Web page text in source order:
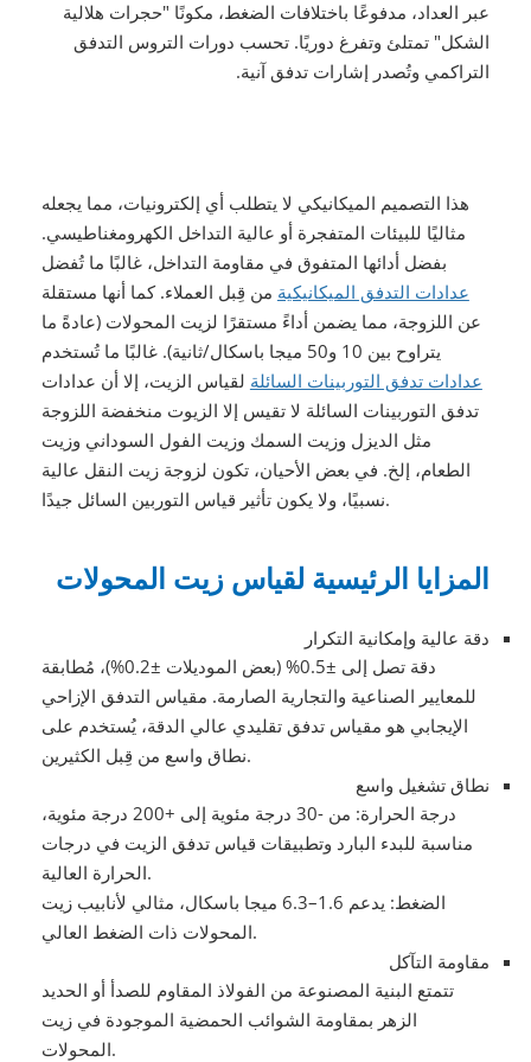
عبر العداد، مدفوعًا باختلافات الضغط، مكونًا "حجرات هلالية
الشكل" تمتلئ وتفرغ دوريًا. تحسب دورات التروس التدفق
التراكمي وتُصدر إشارات تدفق آنية.
هذا التصميم الميكانيكي لا يتطلب أي إلكترونيات، مما يجعله
مثاليًا للبيئات المتفجرة أو عالية التداخل الكهرومغناطيسي.
بفضل أدائها المتفوق في مقاومة التداخل، غالبًا ما تُفضل
عدادات التدفق الميكانيكية من قِبل العملاء. كما أنها مستقلة
عن اللزوجة، مما يضمن أداءً مستقرًا لزيت المحولات (عادةً ما
يتراوح بين 10 و50 ميجا باسكال/ثانية).
غالبًا ما تُستخدم
عدادات تدفق التوربينات السائلة لقياس الزيت، إلا أن عدادات
تدفق التوربينات السائلة لا تقيس إلا الزيوت منخفضة اللزوجة
مثل الديزل وزيت السمك وزيت الفول السوداني وزيت
الطعام، إلخ. في بعض الأحيان، تكون لزوجة زيت النقل عالية
نسبيًا، ولا يكون تأثير قياس التوربين السائل جيدًا.
المزايا الرئيسية لقياس زيت المحولات
دقة عالية وإمكانية التكرار
دقة تصل إلى ±0.5% (بعض الموديلات ±0.2%)، مُطابقة
للمعايير الصناعية والتجارية الصارمة. مقياس التدفق الإزاحي
الإيجابي هو مقياس تدفق تقليدي عالي الدقة، يُستخدم على
نطاق واسع من قِبل الكثيرين.
نطاق تشغيل واسع
درجة الحرارة: من -30 درجة مئوية إلى +200 درجة مئوية،
مناسبة للبدء البارد وتطبيقات قياس تدفق الزيت في درجات
الحرارة العالية.
الضغط: يدعم 1.6–6.3 ميجا باسكال، مثالي لأنابيب زيت
المحولات ذات الضغط العالي.
مقاومة التآكل
تتمتع البنية المصنوعة من الفولاذ المقاوم للصدأ أو الحديد
الزهر بمقاومة الشوائب الحمضية الموجودة في زيت
المحولات.